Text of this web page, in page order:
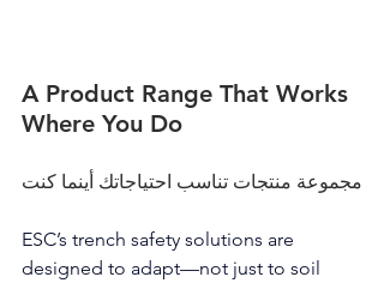
A Product Range That Works
Where You Do
مجموعة منتجات تناسب احتياجاتك أينما كنت
ESC’s trench safety solutions are
designed to adapt—not just to soil